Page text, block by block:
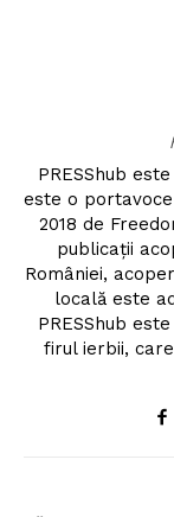
PRESShub
este o
2018 de
publicații
României,
locală este
PRESShub
firul ierbii,